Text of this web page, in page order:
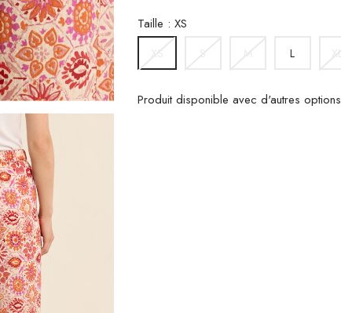
Taille : XS
L
Produit disponible avec d'autres options